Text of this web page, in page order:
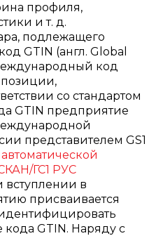
профиля,
и т. д.
подлежащего
GTIN (англ. Global
код
со стандартом
GTIN предприятие
представителем GS1
ГС1 РУС
вступлении в
присваивается
кода GTIN. Наряду с